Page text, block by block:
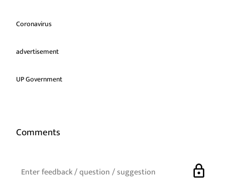
Coronavirus
advertisement
UP Government
Comments
lock